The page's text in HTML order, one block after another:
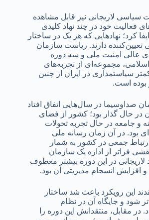
سیاسی لاریجانی نیز قابل مشاهده
فعالیت خود در چند نهاد کلیدی
کرد؛ نهادهایی که هر یک در ساختار
دارند. ریاست سازمان
عالی امنیت ملی و سه دوره
مجموعه‌ای از تجربه‌های
سیاستمداری در ایران از چنین
بوده است.
صداوسیما در سال‌هایی اتفاق افتاد
در حال گذار بود؛ کشور از فضای
و جامعه در حال تجربه تحولات
بود. در آن زمان رسانه ملی
جمعی در کشور به شمار
فراتر از اداره یک سازمان
در این دوره بیشتر معطوف
و افزایش انسجام مدیریتی آن بود.
این رویکرد باعث شد ساختار
شود و جایگاه آن در نظام
مقابل، منتقدانش این دوره را